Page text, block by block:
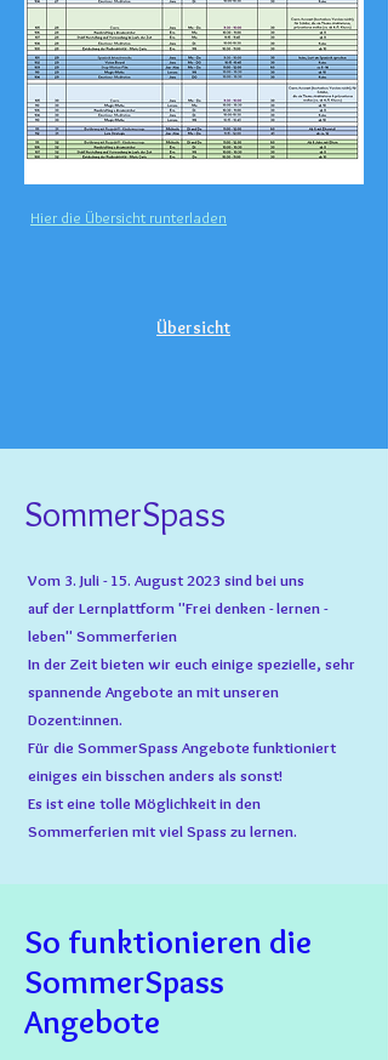
Hier die Übersicht runterladen
Übersicht
SommerSpass
Vom 3. Juli - 15. August 2023 sind bei uns
auf der Lernplattform "Frei denken - lernen -
leben" Sommerferien
In der Zeit bieten wir euch einige spezielle, sehr
spannende Angebote an mit unseren
Dozent:innen.
Für die SommerSpass Angebote funktioniert
einiges ein bisschen anders als sonst!
Es ist eine tolle Möglichkeit in den
Sommerferien mit viel Spass zu lernen.
So funktionieren die
SommerSpass
Angebote